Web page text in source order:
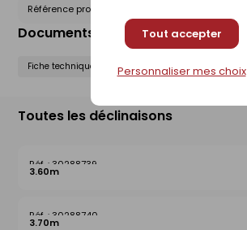
Tout accepter
Personnaliser mes choix
Référence produit nationale Gedimat :
Documents liés
Fiche technique
Toutes les déclinaisons
30288739
3.60m
30288740
3.70m